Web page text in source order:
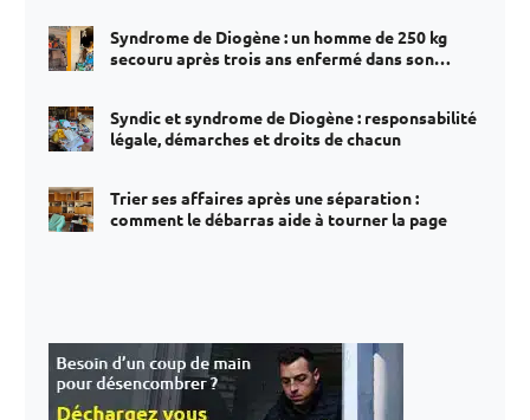
Syndrome de Diogène : un homme de 250 kg
secouru après trois ans enfermé dans son
Syndic et syndrome de Diogène : responsabilité
légale, démarches et droits de chacun
Trier ses affaires après une séparation :
comment le débarras aide à tourner la page